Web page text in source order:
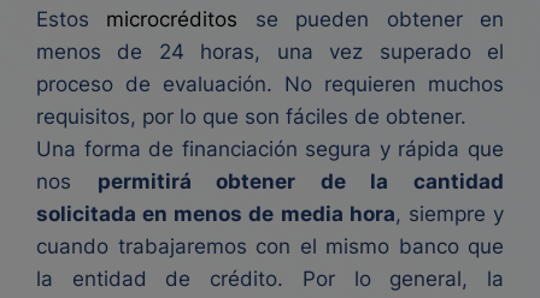
Estos microcréditos se pueden obtener en
menos de 24 horas, una vez superado el
proceso de evaluación. No requieren muchos
requisitos, por lo que son fáciles de obtener.
Una forma de financiación segura y rápida que
nos permitirá obtener de la cantidad
solicitada en menos de media hora, siempre y
cuando trabajaremos con el mismo banco que
la entidad de crédito. Por lo general, la